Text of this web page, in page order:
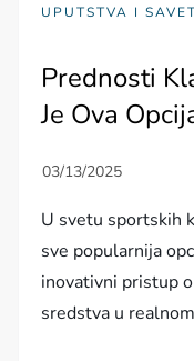
UPUTSTVA I
Prednosti
Je Ova
U svetu sportskih
sve popularnija
inovativni pristup
sredstva u